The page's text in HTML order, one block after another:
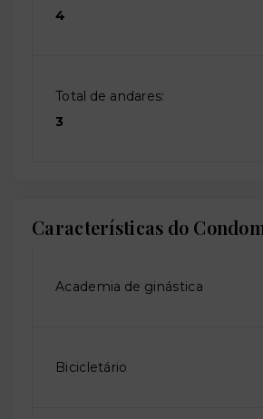
4
Total de andares:
3
Características do
Academia de ginástica
Bicicletário